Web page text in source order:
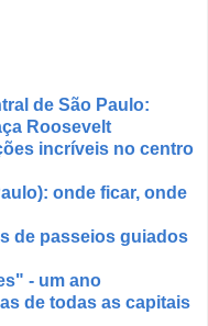
de São Paulo:
Roosevelt
incríveis no centro
onde ficar, onde
de passeios guiados
- um ano
de todas as capitais